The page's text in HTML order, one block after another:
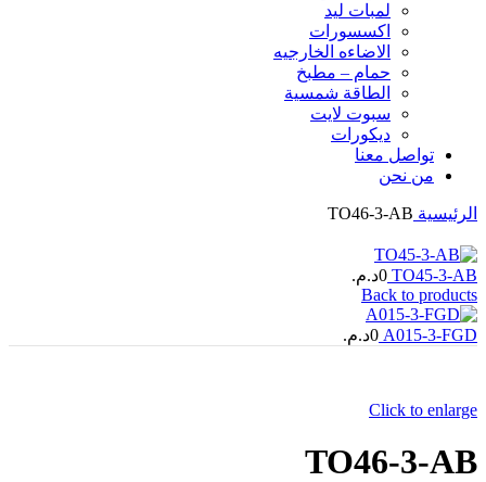
لمبات ليد
اكسسورات
الاضاءه الخارجیه
حمام – مطبخ
الطاقة شمسية
سبوت لايت
ديكورات
تواصل معنا
من نحن
الرئيسية TO46-3-AB
TO45-3-AB
0د.م.
Back to products
A015-3-FGD
0د.م.
Click to enlarge
TO46-3-AB